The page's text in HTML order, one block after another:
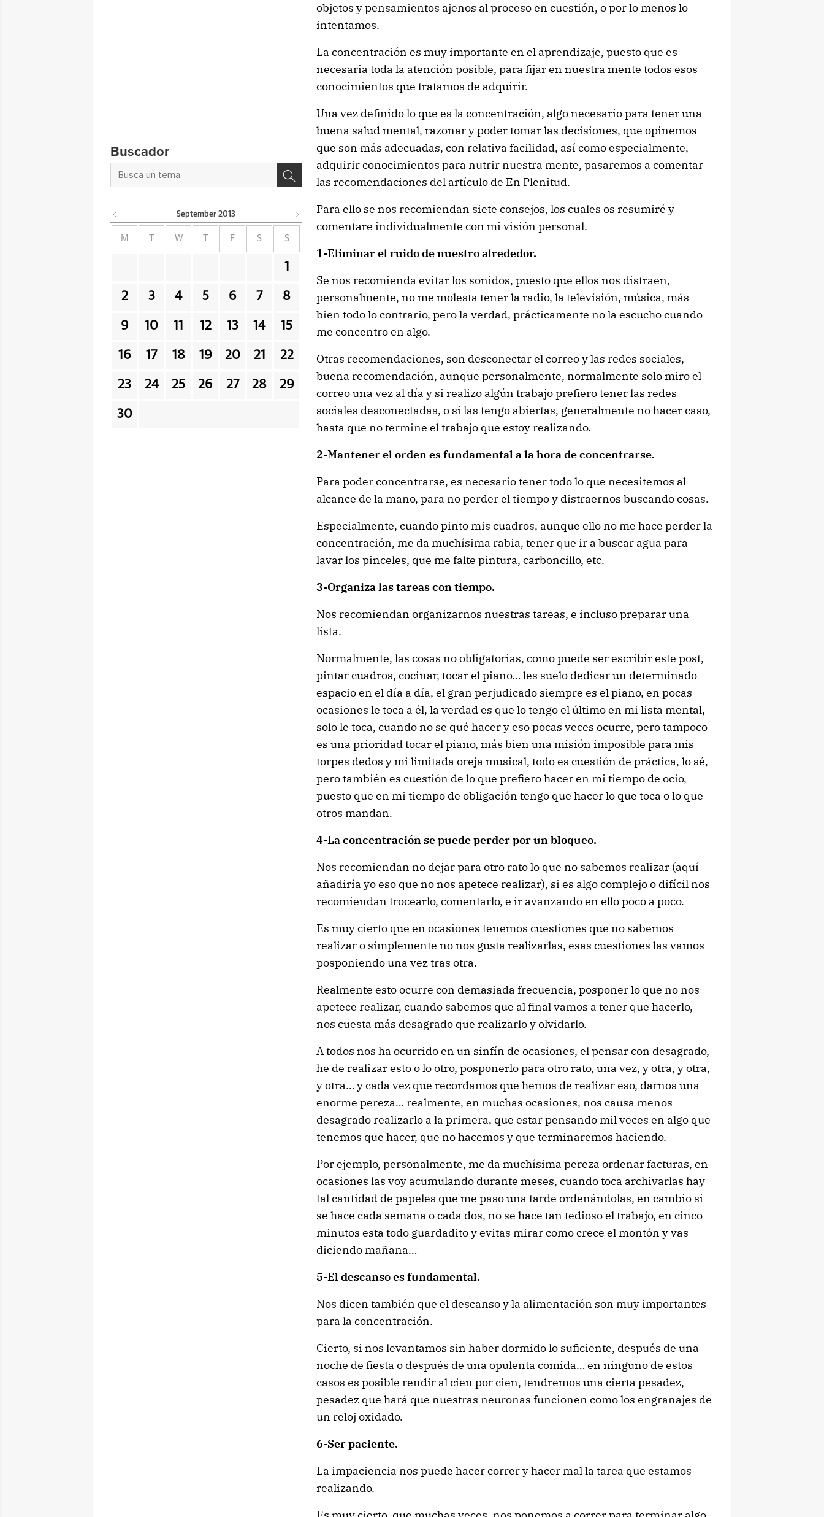
objetos y pensamientos ajenos al proceso en cuestión, o por lo menos lo
intentamos.
La concentración es muy importante en el aprendizaje, puesto que es
necesaria toda la atención posible, para fijar en nuestra mente todos esos
conocimientos que tratamos de adquirir.
Una vez definido lo que es la concentración, algo necesario para tener una
buena salud mental, razonar y poder tomar las decisiones, que opinemos
que son más adecuadas, con relativa facilidad, así como especialmente,
adquirir conocimientos para nutrir nuestra mente, pasaremos a comentar
las recomendaciones del artículo de En Plenitud.
Para ello se nos recomiendan siete consejos, los cuales os resumiré y
comentare individualmente con mi visión personal.
1-Eliminar el ruido de nuestro alrededor.
Se nos recomienda evitar los sonidos, puesto que ellos nos distraen,
personalmente, no me molesta tener la radio, la televisión, música, más
bien todo lo contrario, pero la verdad, prácticamente no la escucho cuando
me concentro en algo.
Otras recomendaciones, son desconectar el correo y las redes sociales,
buena recomendación, aunque personalmente, normalmente solo miro el
correo una vez al día y si realizo algún trabajo prefiero tener las redes
sociales desconectadas, o si las tengo abiertas, generalmente no hacer caso,
hasta que no termine el trabajo que estoy realizando.
2-Mantener el orden es fundamental a la hora de concentrarse.
Para poder concentrarse, es necesario tener todo lo que necesitemos al
alcance de la mano, para no perder el tiempo y distraernos buscando cosas.
Especialmente, cuando pinto mis cuadros, aunque ello no me hace perder la
concentración, me da muchísima rabia, tener que ir a buscar agua para
lavar los pinceles, que me falte pintura, carboncillo, etc.
3-Organiza las tareas con tiempo.
Nos recomiendan organizarnos nuestras tareas, e incluso preparar una
lista.
Normalmente, las cosas no obligatorias, como puede ser escribir este post,
pintar cuadros, cocinar, tocar el piano… les suelo dedicar un determinado
espacio en el día a día, el gran perjudicado siempre es el piano, en pocas
ocasiones le toca a él, la verdad es que lo tengo el último en mi lista mental,
solo le toca, cuando no se qué hacer y eso pocas veces ocurre, pero tampoco
es una prioridad tocar el piano, más bien una misión imposible para mis
torpes dedos y mi limitada oreja musical, todo es cuestión de práctica, lo sé,
pero también es cuestión de lo que prefiero hacer en mi tiempo de ocio,
puesto que en mi tiempo de obligación tengo que hacer lo que toca o lo que
otros mandan.
4-La concentración se puede perder por un bloqueo.
Nos recomiendan no dejar para otro rato lo que no sabemos realizar (aquí
añadiría yo eso que no nos apetece realizar), si es algo complejo o difícil nos
recomiendan trocearlo, comentarlo, e ir avanzando en ello poco a poco.
Es muy cierto que en ocasiones tenemos cuestiones que no sabemos
realizar o simplemente no nos gusta realizarlas, esas cuestiones las vamos
posponiendo una vez tras otra.
Realmente esto ocurre con demasiada frecuencia, posponer lo que no nos
apetece realizar, cuando sabemos que al final vamos a tener que hacerlo,
nos cuesta más desagrado que realizarlo y olvidarlo.
A todos nos ha ocurrido en un sinfín de ocasiones, el pensar con desagrado,
he de realizar esto o lo otro, posponerlo para otro rato, una vez, y otra, y otra,
y otra… y cada vez que recordamos que hemos de realizar eso, darnos una
enorme pereza… realmente, en muchas ocasiones, nos causa menos
desagrado realizarlo a la primera, que estar pensando mil veces en algo que
tenemos que hacer, que no hacemos y que terminaremos haciendo.
Por ejemplo, personalmente, me da muchísima pereza ordenar facturas, en
ocasiones las voy acumulando durante meses, cuando toca archivarlas hay
tal cantidad de papeles que me paso una tarde ordenándolas, en cambio si
se hace cada semana o cada dos, no se hace tan tedioso el trabajo, en cinco
minutos esta todo guardadito y evitas mirar como crece el montón y vas
diciendo mañana…
5-El descanso es fundamental.
Nos dicen también que el descanso y la alimentación son muy importantes
para la concentración.
Cierto, si nos levantamos sin haber dormido lo suficiente, después de una
noche de fiesta o después de una opulenta comida… en ninguno de estos
casos es posible rendir al cien por cien, tendremos una cierta pesadez,
pesadez que hará que nuestras neuronas funcionen como los engranajes de
un reloj oxidado.
6-Ser paciente.
La impaciencia nos puede hacer correr y hacer mal la tarea que estamos
realizando.
Buscador
September 2013
M W F S S
1
2 3 4 5 6 7 8
9 10 11 12 13 14 15
16 17 18 19 20 21 22
23 24 25 26 27 28 29
30